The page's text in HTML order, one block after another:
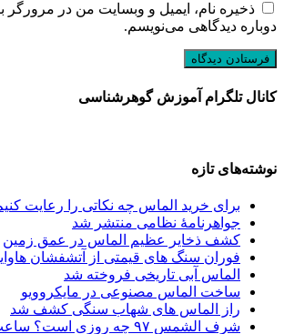
ذخیره نام، ایمیل و وبسایت من در مرورگر
دوباره دیدگاهی می‌نویسم.
کانال تلگرام آموزش گوهرشناسی
نوشته‌های تازه
برای خرید الماس چه نکاتی را رعایت
جواهرنامۀ نظامی منتشر شد
کشف ذخایر عظیم الماس در عمق زمین
فوران سنگ های قیمتی از آتشفشان
الماس آبی تاریخی فروخته شد
ساخت الماس مصنوعی در مایکروویو
راز الماس های شهاب سنگی کشف شد
شرف الشمس ۹۷ چه روزی